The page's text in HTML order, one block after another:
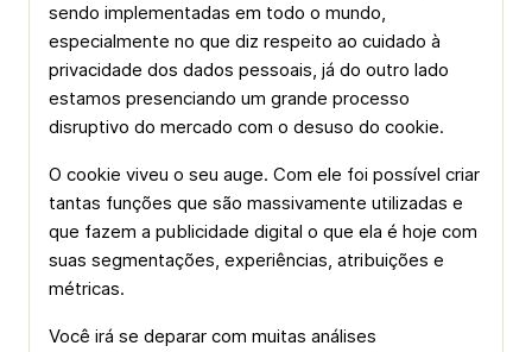
sendo implementadas em todo o mundo,
especialmente no que diz respeito ao cuidado à
privacidade dos dados pessoais, já do outro lado
estamos presenciando um grande processo
disruptivo do mercado com o desuso do cookie.
O cookie viveu o seu auge. Com ele foi possível criar
tantas funções que são massivamente utilizadas e
que fazem a publicidade digital o que ela é hoje com
suas segmentações, experiências, atribuições e
métricas.
Você irá se deparar com muitas análises